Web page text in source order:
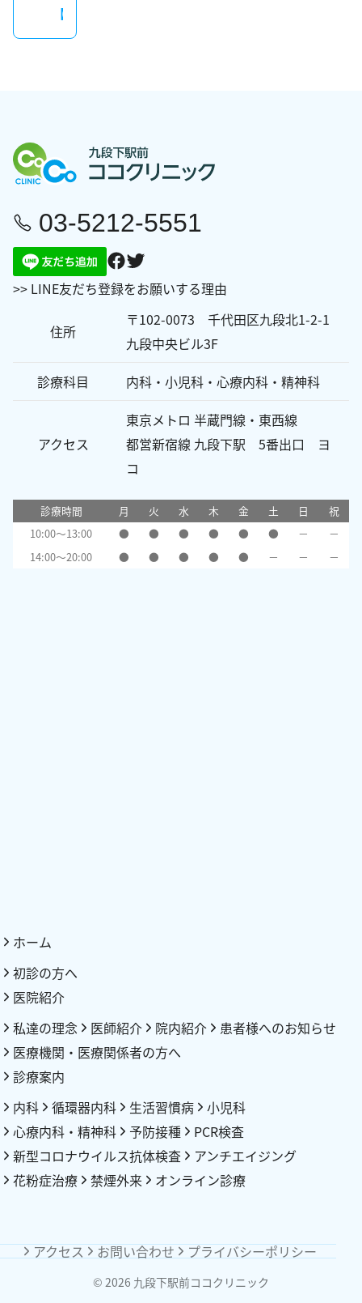
ー
投
03-5212-5551
>> LINE友だち登録をお願いする理由
住所
〒102-0073 千代田区九段北1-2-1
九段中央ビル3F
診療科目
内科・小児科・心療内科・精神科
アクセス
東京メトロ 半蔵門線・東西線
都営新宿線 九段下駅 5番出口 ヨ
コ
診療時間 月 火 水 木 金 土 日
祝
10:00～13:00
● ● ● ● ● ● －
－
14:00～20:00
● ● ● ● ● － － －
ホーム
初診の方へ
医院紹介
私達の理念
医師紹介 院内紹介
患者様へのお知らせ
医療機関・医療関係者の方へ
診療案内
内科
循環器内科 生活習慣病
小児科
心療内科・精神科
予防接種
PCR検査
新型コロナウイルス抗体検査
アンチエイジング
花粉症治療
禁煙外来 オンライン診療
アクセス お問い合わせ プライバシーポリシー
© 2026 九段下駅前ココクリニック